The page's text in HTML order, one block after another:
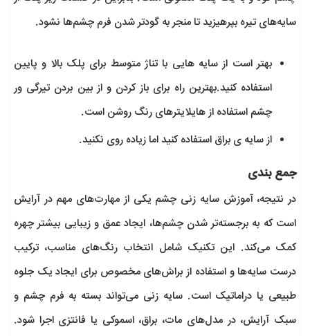
سایه‌های تیره بپرهیزید تا منجر به گودتر شدن فرم چشم‌ها نشود.
بهتر است از سایه‌ هایی با تناژ متوسط برای پلک بالا و پایین
استفاده کنید.بهترین راه برای باز کردن و از بین بردن تیرگی ور
چشم استفاده از هایلایترهای رنگ روشن است.
از سایه ی براق استفاده کنید اما زیاده روی نکنید.
جمع بندی
در نتیجه، آموزش سایه زنی چشم یکی از مهارت‌های مهم در آرایش
است که به برجسته‌تر شدن چشم‌ها، ایجاد عمق و زیبایی بیشتر چهره
کمک می‌کند. این تکنیک شامل انتخاب رنگ‌های مناسب، ترکیب
درست سایه‌ها و استفاده از براش‌های مخصوص برای ایجاد یک جلوه
طبیعی یا دراماتیک است. سایه زنی می‌تواند بسته به فرم چشم و
سبک آرایش، در مدل‌های مات، براق، اسموکی یا فانتزی اجرا شود.